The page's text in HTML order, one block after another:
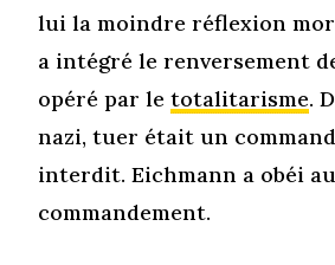
lui la moindre réflexion
a intégré le renversement
opéré par letotalitarisme.
nazi, tuer était un
interdit. Eichmann a obéi au
commandement.